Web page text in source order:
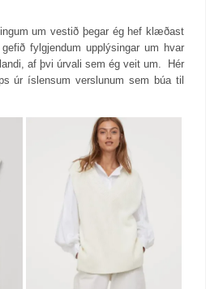
um vestið þegar ég hef klæðast
fylgjendum upplýsingar um hvar
af þvi úrvali sem ég veit um. Hér
úr íslensum verslunum sem búa til